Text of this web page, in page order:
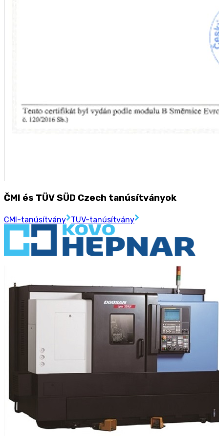
ČMI és TÜV SÜD Czech tanúsítványok
CMI-tanúsítvány TUV-tanúsítvány